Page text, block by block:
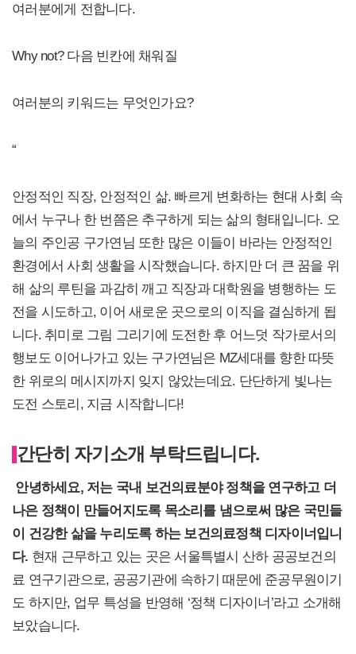
여러분에게 전합니다.
Why not? 다음 빈칸에 채워질
여러분의 키워드는 무엇인가요?
“
안정적인 직장, 안정적인 삶. 빠르게 변화하는 현대 사회 속
에서 누구나 한 번쯤은 추구하게 되는 삶의 형태입니다. 오
늘의 주인공 구가연님 또한 많은 이들이 바라는 안정적인
환경에서 사회 생활을 시작했습니다. 하지만 더 큰 꿈을 위
해 삶의 루틴을 과감히 깨고 직장과 대학원을 병행하는 도
전을 시도하고, 이어 새로운 곳으로의 이직을 결심하게 됩
니다. 취미로 그림 그리기에 도전한 후 어느덧 작가로서의
행보도 이어나가고 있는 구가연님은 MZ세대를 향한 따뜻
한 위로의 메시지까지 잊지 않았는데요. 단단하게 빛나는
도전 스토리, 지금 시작합니다!
간단히 자기소개 부탁드립니다.
안녕하세요, 저는 국내 보건의료분야 정책을 연구하고 더
나은 정책이 만들어지도록 목소리를 냄으로써 많은 국민들
이 건강한 삶을 누리도록 하는 보건의료정책 디자이너입니
다. 현재 근무하고 있는 곳은 서울특별시 산하 공공보건의
료 연구기관으로, 공공기관에 속하기 때문에 준공무원이기
도 하지만, 업무 특성을 반영해 ‘정책 디자이너’라고 소개해
보았습니다.